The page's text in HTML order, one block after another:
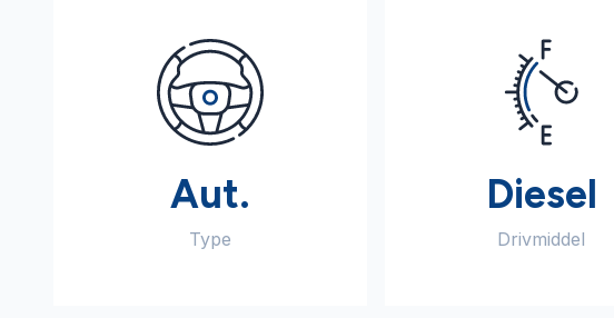
Aut.
Type
Diesel
Drivmiddel